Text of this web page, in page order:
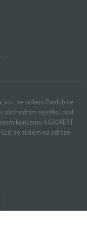
se sídlem Pardubice
obchodním rejstříku pod
koncernu AGROFERT
se sídlem na adrese